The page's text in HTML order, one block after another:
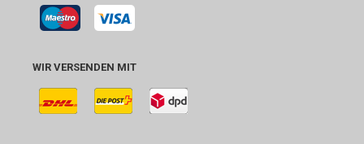
WIR VERSENDEN MIT